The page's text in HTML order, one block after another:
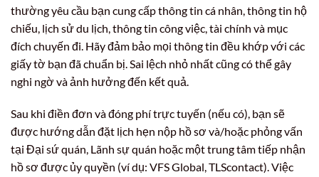
thường yêu cầu bạn cung cấp thông tin cá nhân, thông tin hộ
chiếu, lịch sử du lịch, thông tin công việc, tài chính và mục
đích chuyến đi. Hãy đảm bảo mọi thông tin đều khớp với các
giấy tờ bạn đã chuẩn bị. Sai lệch nhỏ nhất cũng có thể gây
nghi ngờ và ảnh hưởng đến kết quả.
Sau khi điền đơn và đóng phí trực tuyến (nếu có), bạn sẽ
được hướng dẫn đặt lịch hẹn nộp hồ sơ và/hoặc phỏng vấn
tại Đại sứ quán, Lãnh sự quán hoặc một trung tâm tiếp nhận
hồ sơ được ủy quyền (ví dụ: VFS Global, TLScontact). Việc